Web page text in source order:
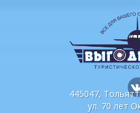
445047,
ул. 70 лет